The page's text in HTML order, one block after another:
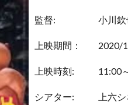
監督: 小川欽
上映期間： 2020/
上映時刻: 11:00
シアター: 上六